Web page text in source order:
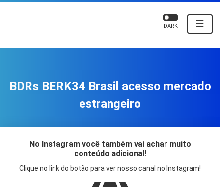
☰
DARK
BDRs BERK34 Brasil acesso mercado
estrangeiro
No Instagram você também vai achar muito
conteúdo adicional!
Clique no link do botão para ver nosso canal no Instagram!